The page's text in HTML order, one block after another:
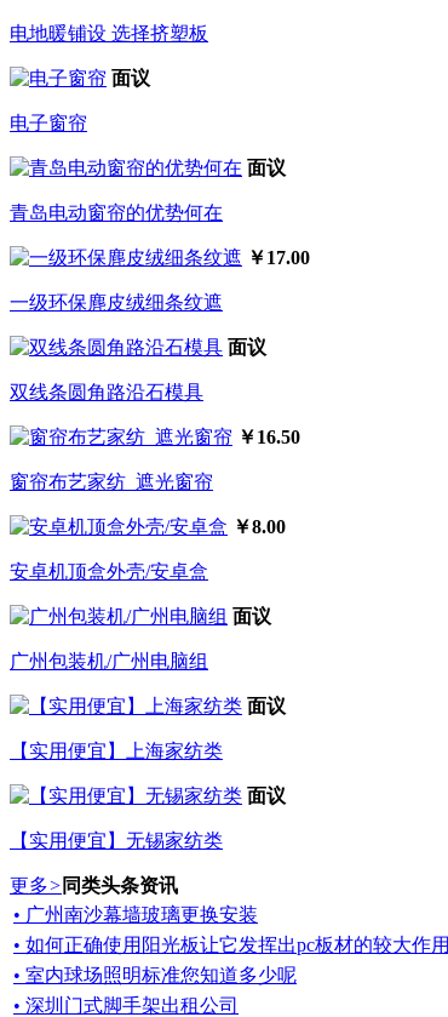
电地暖铺设 选择挤塑板
面议
电子窗帘
面议
青岛电动窗帘的优势何在
￥17.00
一级环保麂皮绒细条纹遮
面议
双线条圆角路沿石模具
￥16.50
窗帘布艺家纺_遮光窗帘
￥8.00
安卓机顶盒外壳/安卓盒
面议
广州包装机/广州电脑组
面议
【实用便宜】上海家纺类
面议
【实用便宜】无锡家纺类
更多> 同类头条资讯
• 广州南沙幕墙玻璃更换安装
• 如何正确使用阳光板让它发挥出pc板材的较大作用
• 室内球场照明标准您知道多少呢
• 深圳门式脚手架出租公司